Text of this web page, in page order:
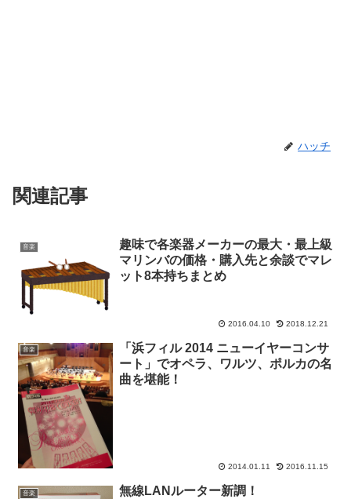
ハッチ
関連記事
音楽
趣味で各楽器メーカーの最大・最上級
マリンバの価格・購入先と余談でマレ
ット8本持ちまとめ
2016.04.10 2018.12.21
音楽
「浜フィル 2014 ニューイヤーコンサ
ート」でオペラ、ワルツ、ポルカの名
曲を堪能！
2014.01.11 2016.11.15
音楽
無線LANルーター新調！